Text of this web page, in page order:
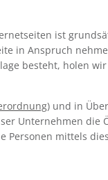
ist
in Anspruch
besteht, holen
) und in
Unternehmen die
mittels